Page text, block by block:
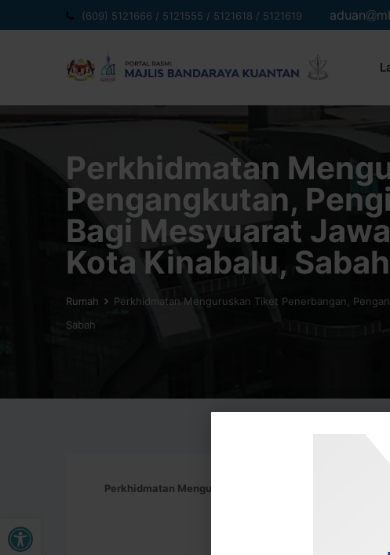
Buka bar alat
ke
(609) 5121666 / 5121555 / 5121618 / 5121619 aduan
Perkhidmatan
Pengangkutan,
Bagi Mesyuarat
Kota Kinabalu, Sabah
Rumah
Perkhidmatan Menguruskan Tiket Penerbangan,
Sabah
Perkhidmatan Menguruskan Tiket Penerbangan,
Kinabalu,